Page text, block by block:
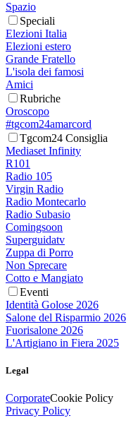
Spazio
Speciali
Elezioni Italia
Elezioni estero
Grande Fratello
L'isola dei famosi
Amici
Rubriche
Oroscopo
#tgcom24amarcord
Tgcom24 Consiglia
Mediaset Infinity
R101
Radio 105
Virgin Radio
Radio Montecarlo
Radio Subasio
Comingsoon
Superguidatv
Zuppa di Porro
Non Sprecare
Cotto e Mangiato
Eventi
Identità Golose 2026
Salone del Risparmio 2026
Fuorisalone 2026
L'Artigiano in Fiera 2025
Legal
CorporateCookie Policy
Privacy Policy